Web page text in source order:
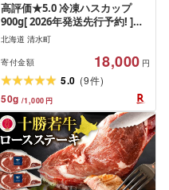
高評価★5.0 冷凍ハスカップ
900g[ 2026年発送先行予約! ]と
かちしみずフルーツガーデン 北
海道産 ハスカップ 産地直送 果
物 フルーツ 冷凍 ハスカップ 冷
凍フルーツ お取り寄せ 希少 不
老長寿 栄養豊富 フルーツ 栄養
豊富 北海道 清水町 送料無料
北海道 清水町
寄付金額 18,000 円
5.0 (9件)
50g /1,000 円